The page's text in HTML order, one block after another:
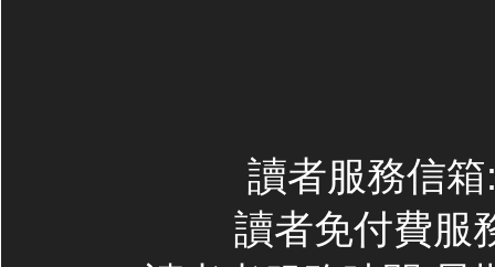
讀者服務信
讀者免付費服